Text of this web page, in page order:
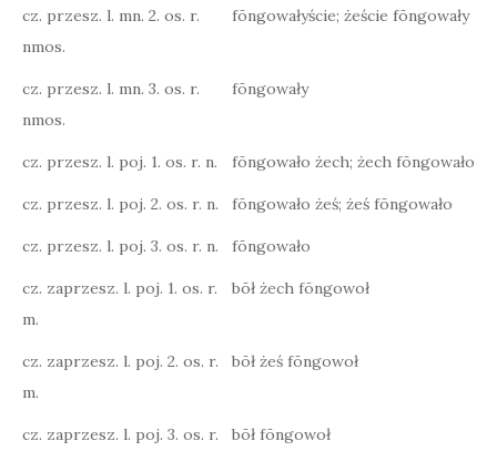
cz. przesz. l. mn. 2. os. r.
nmos.
fōngowałyście; żeście fōngowały
cz. przesz. l. mn. 3. os. r.
nmos.
fōngowały
cz. przesz. l. poj. 1. os. r. n. fōngowało żech; żech fōngowało
cz. przesz. l. poj. 2. os. r. n. fōngowało żeś; żeś fōngowało
cz. przesz. l. poj. 3. os. r. n. fōngowało
cz. zaprzesz. l. poj. 1. os. r.
m.
bōł żech fōngowoł
cz. zaprzesz. l. poj. 2. os. r.
m.
bōł żeś fōngowoł
cz. zaprzesz. l. poj. 3. os. r.
bōł fōngowoł